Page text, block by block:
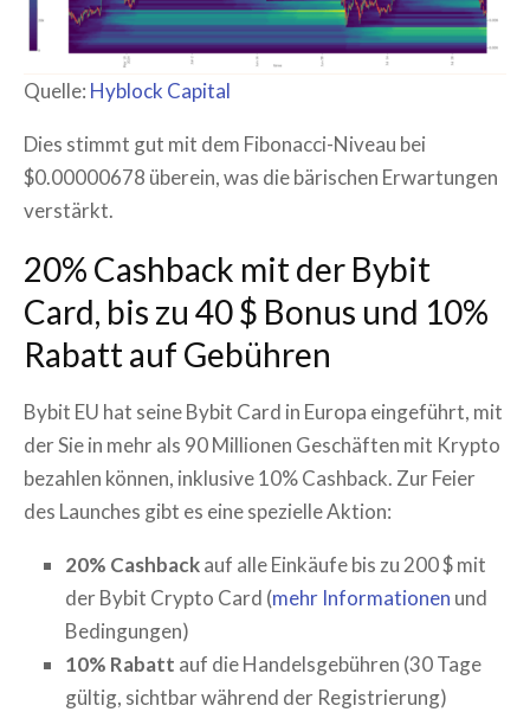
Quelle: Hyblock Capital
Dies stimmt gut mit dem Fibonacci-Niveau bei
$0.00000678 überein, was die bärischen Erwartungen
verstärkt.
20% Cashback mit der Bybit
Card, bis zu 40 $ Bonus und 10%
Rabatt auf Gebühren
Bybit EU hat seine Bybit Card in Europa eingeführt, mit
der Sie in mehr als 90 Millionen Geschäften mit Krypto
bezahlen können, inklusive 10% Cashback. Zur Feier
des Launches gibt es eine spezielle Aktion:
20% Cashbackauf alle Einkäufe bis zu 200 $ mit
der Bybit Crypto Card (mehr Informationen und
Bedingungen)
10% Rabatt auf die Handelsgebühren (30 Tage
gültig, sichtbar während der Registrierung)